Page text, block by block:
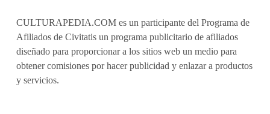
CULTURAPEDIA.COM es un participante del Programa de
Afiliados de Civitatis un programa publicitario de afiliados
diseñado para proporcionar a los sitios web un medio para
obtener comisiones por hacer publicidad y enlazar a productos
y servicios.